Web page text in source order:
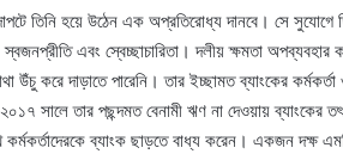
তিনি হয়ে উঠেন এক অপ্রতিরোধ্য দানবে। সে সুযোগে
এবং স্বেচ্ছাচারিতা। দলীয় ক্ষমতা
উঁচু করে দাড়াতে পারেনি। তার ইচ্ছামত ব্যাংকের
সালে তার পছন্দমত বেনামী ঋণ না দেওয়ায় ব্যাংকের
ব্যাংক ছাড়তে বাধ্য করেন। একজন দক্ষ